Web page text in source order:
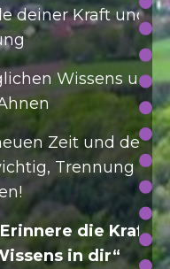
deiner Kraft und
Wissens und
Zeit und der
Trennung zu
die Kraft
in dir“